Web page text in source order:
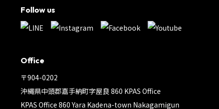
Follow us
Office
〒904-0202
沖縄県中頭郡嘉手納町字屋良 860 KPAS Office
KPAS Office 860 Yara Kadena-town Nakagamigun